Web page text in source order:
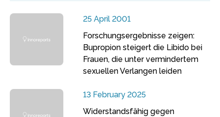
25 April 2001
Forschungsergebnisse zeigen:
Bupropion steigert die Libido bei
Frauen, die unter vermindertem
sexuellen Verlangen leiden
13 February 2025
Widerstandsfähig gegen